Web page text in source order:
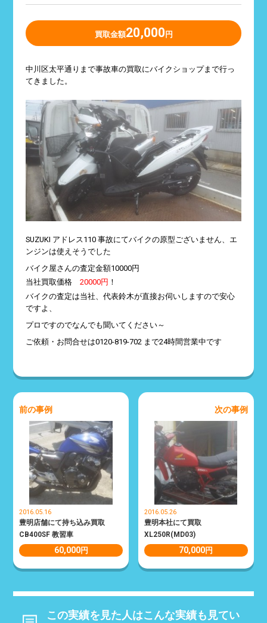
買取金額20,000 円
中川区太平通りまで事故車の買取にバイクショップまで行っ
てきました。
SUZUKI アドレス110 事故にてバイクの原型ございません、エ
ンジンは使えそうでした
バイク屋さんの査定金額10000円
当社買取価格 20000円 ！
バイクの査定は当社、代表鈴木が直接お伺いしますので安心
ですよ、
プロですのでなんでも聞いてください～
ご依頼・お問合せは0120-819-702 まで24時間営業中です
前の事例
2016.05.16
豊明店舗にて持ち込み買取
CB400SF 教習車
60,000円
次の事例
2016.05.26
豊明本社にて買取
XL250R(MD03)
70,000円
この実績を見た人はこんな実績も見てい